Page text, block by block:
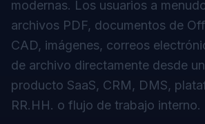
modernas. Los usuarios a
archivos PDF, documentos de
CAD, imágenes, correos
de archivo directamente desde
producto SaaS, CRM, DMS,
RR.HH. o flujo de trabajo interno.